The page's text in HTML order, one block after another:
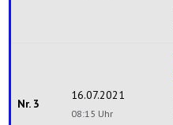
Nr. 3
16.07.2021
08:15 Uhr